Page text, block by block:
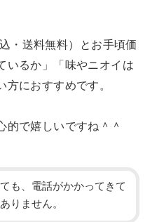
・送料無料）とお手頃価
いるか」「味やニオイは
におすすめです。
的で嬉しいですね＾＾
も、電話がかかってきて
りません。